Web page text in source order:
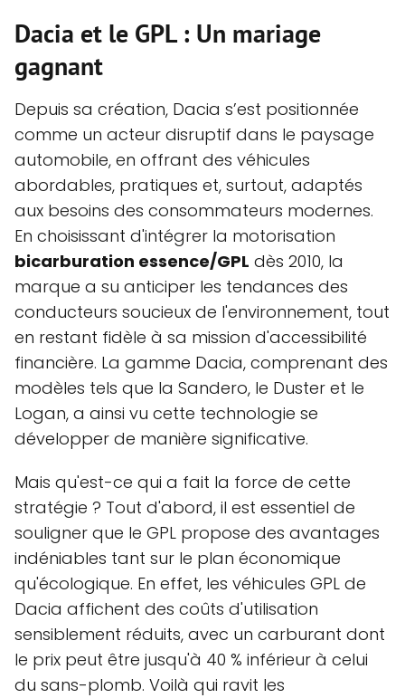
Dacia et le GPL : Un mariage
gagnant
Depuis sa création, Dacia s’est positionnée
comme un acteur disruptif dans le paysage
automobile, en offrant des véhicules
abordables, pratiques et, surtout, adaptés
aux besoins des consommateurs modernes.
En choisissant d'intégrer la motorisation
bicarburation essence/GPL dès 2010, la
marque a su anticiper les tendances des
conducteurs soucieux de l'environnement, tout
en restant fidèle à sa mission d'accessibilité
financière. La gamme Dacia, comprenant des
modèles tels que la Sandero, le Duster et le
Logan, a ainsi vu cette technologie se
développer de manière significative.
Mais qu'est-ce qui a fait la force de cette
stratégie ? Tout d'abord, il est essentiel de
souligner que le GPL propose des avantages
indéniables tant sur le plan économique
qu'écologique. En effet, les véhicules GPL de
Dacia affichent des coûts d'utilisation
sensiblement réduits, avec un carburant dont
le prix peut être jusqu'à 40 % inférieur à celui
du sans-plomb. Voilà qui ravit les